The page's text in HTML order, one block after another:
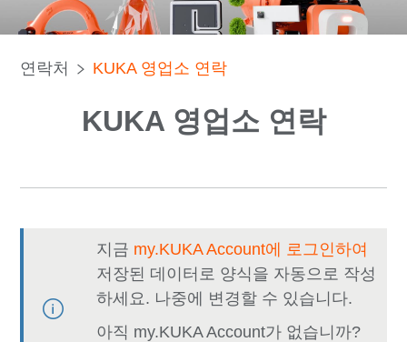
연락처 KUKA 영업소 연락
KUKA 영업소 연락
지금 my.KUKA Account에 로그인하여
저장된 데이터로 양식을 자동으로 작성
하세요. 나중에 변경할 수 있습니다.
아직 my.KUKA Account가 없습니까?